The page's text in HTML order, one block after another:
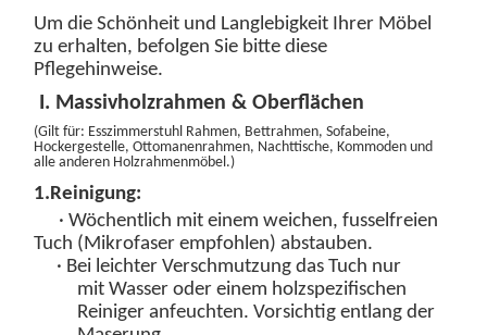
Um die Schönheit und Langlebigkeit Ihrer Möbel
zu erhalten, befolgen Sie bitte diese
Pflegehinweise.
I. Massivholzrahmen & Oberflächen
(Gilt für: Esszimmerstuhl Rahmen, Bettrahmen, Sofabeine,
Hockergestelle, Ottomanenrahmen, Nachttische, Kommoden und
alle anderen Holzrahmenmöbel.)
1.Reinigung:
· Wöchentlich mit einem weichen, fusselfreien
Tuch (Mikrofaser empfohlen) abstauben.
· Bei leichter Verschmutzung das Tuch nur
mit Wasseroder einem holzspezifischen
Reinigeranfeuchten. Vorsichtig entlang der